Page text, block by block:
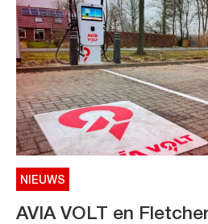
NIEUWS
AVIA VOLT en